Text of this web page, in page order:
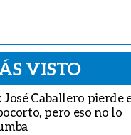
VISTO
José Caballero pierde
pero eso no lo